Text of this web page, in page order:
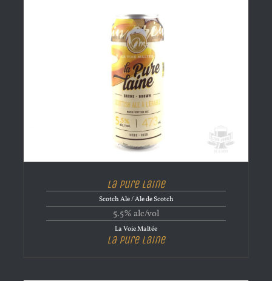
La Pure Laine
Scotch Ale / Ale de Scotch
5.5% alc/vol
La Voie Maltée
La Pure Laine